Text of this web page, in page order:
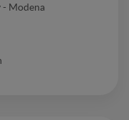
Modena